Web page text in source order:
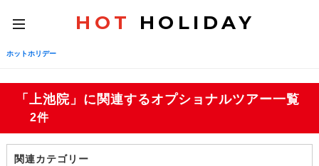
toggle
navigation
HOT HOLIDAY
ホットホリデー
「上池院」に関連するオプショナルツアー一覧
2件
関連カテゴリー